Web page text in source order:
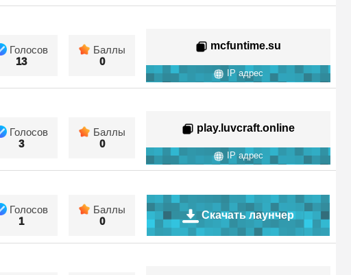
Голосов
13
Баллы
0
mcfuntime.su
IP адрес
Голосов
3
Баллы
0
play.luvcraft.online
IP адрес
Голосов
1
Баллы
0
Скачать лаунчер